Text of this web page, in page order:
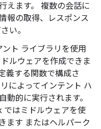
えます。 複数の会話に
報の取得、レスポンス
い。
ント ライブラリを使用
ルウェアを作成できま
義する関数で構成さ
によってインテント ハ
動的に実行されます。
ではミドルウェアを使
ます またはヘルパーク